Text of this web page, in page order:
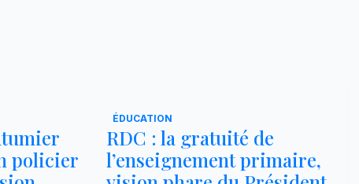
policier
ÉDUCATION
RDC : la gratuité de
l’enseignement primaire,